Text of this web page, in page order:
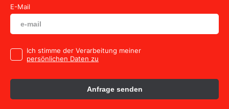
E-Mail
Ich stimme der Verarbeitung meiner
persönlichen Daten zu
Anfrage senden